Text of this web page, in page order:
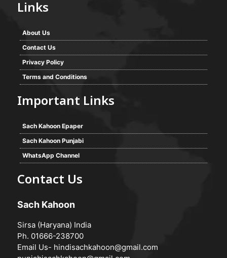
Links
About Us
Contact Us
Privacy Policy
Terms and Conditions
Important Links
Sach Kahoon Epaper
Sach Kahoon Punjabi
WhatsApp Channel
Contact Us
Sach Kahoon
Sirsa (Haryana) India
Ph. 01666-238700
Email Us- hindisachkahoon@gmail.com